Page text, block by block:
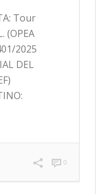
Tour
(OPEA
2025
DEL
0